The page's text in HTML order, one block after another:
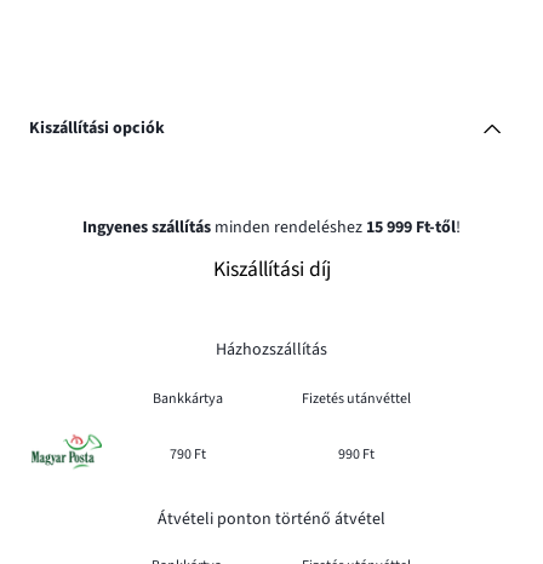
Kiszállítási opciók
Ingyenes szállítás minden rendeléshez 15 999 Ft-től!
Kiszállítási díj
Házhozszállítás
Bankkártya Fizetés utánvéttel
790 Ft 990 Ft
Átvételi ponton történő átvétel